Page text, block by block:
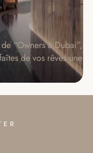
“Owners à Dubai”,
de vos rêves une